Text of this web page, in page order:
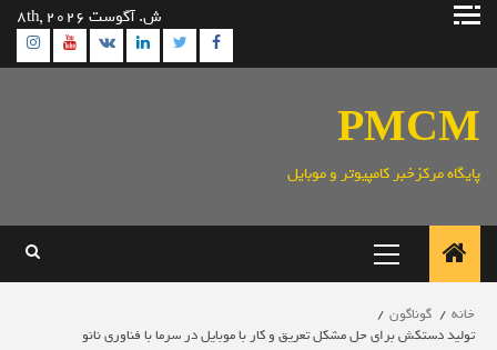
پرش
ش. آگوست 8th, 2026
Facebook
Twitter
Linkedin
VK
PMCM
پایگاه مرکزخبر کامپیوتر و موبایل
اصلی
خانه
گوناگون
تولید دستکش برای حل مشکل تعریق و کار با موبایل در سرما با فناوری نانو